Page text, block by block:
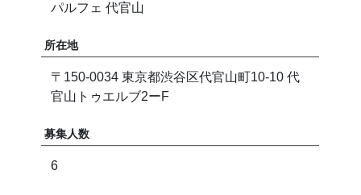
パルフェ 代官山
所在地
〒150-0034 東京都渋谷区代官山町10-10 代
官山トゥエルブ2ーF
募集人数
6